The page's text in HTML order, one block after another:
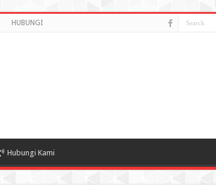
HUBUNGI
Hubungi Kami